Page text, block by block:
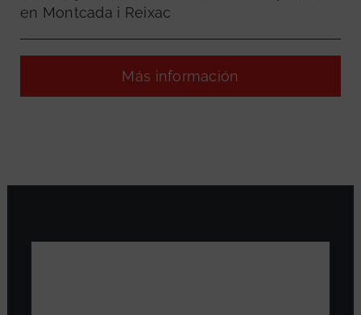
en Montcada i Reixac
Más información